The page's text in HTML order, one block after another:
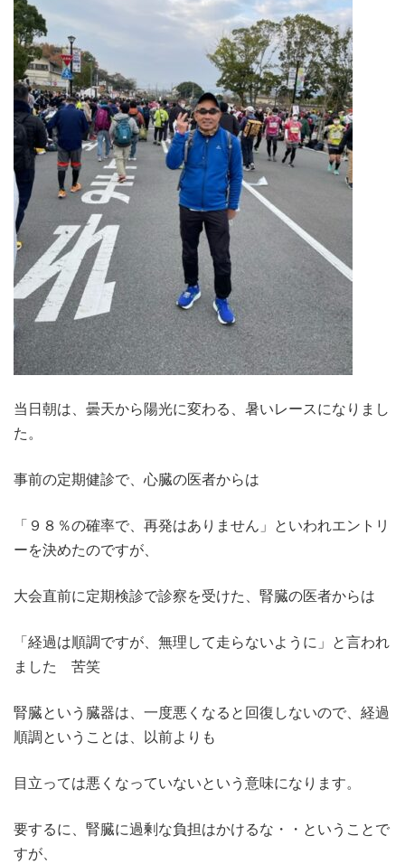
当日朝は、曇天から陽光に変わる、暑いレースになりまし
た。
事前の定期健診で、心臓の医者からは
「９８％の確率で、再発はありません」といわれエントリ
ーを決めたのですが、
大会直前に定期検診で診察を受けた、腎臓の医者からは
「経過は順調ですが、無理して走らないように」と言われ
ました 苦笑
腎臓という臓器は、一度悪くなると回復しないので、経過
順調ということは、以前よりも
目立っては悪くなっていないという意味になります。
要するに、腎臓に過剰な負担はかけるな・・ということで
すが、